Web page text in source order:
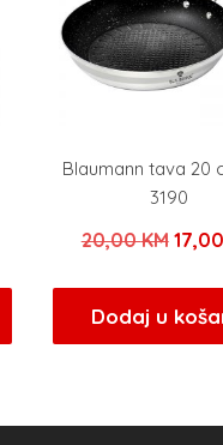
Blaumann tava 20
3190
20,00KM
bila
je:
17,00
Dodaj u